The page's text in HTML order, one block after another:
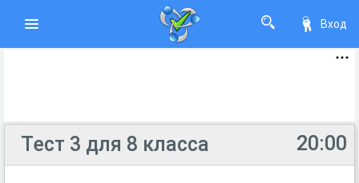
Вход
20:00
Тест 3 для 8 класса